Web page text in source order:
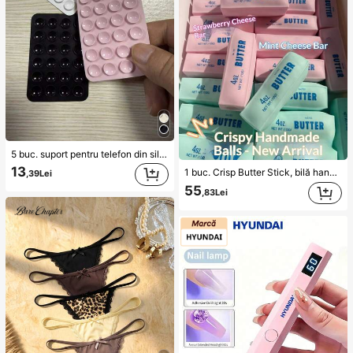
5 buc. suport pentru telefon din silicon cu ventuză, suport lipicios pentru telefon, suport adeziv pentru telefon (înainte de utilizare, vă rugăm să curățați cu atenție suprafața pentru a vă asigura că este curată și plată; așteptați 30 de minute după lipire înainte de utilizare), accesoriu indispensabil
13,39Lei 1 buc. Crisp Butter Stick, bilă handmade pentru eliberarea stresului cu control vocal, jucărie realistă în formă de aliment, jucărie de strângere și ventilare, jucărie ASMR, fidget toy
55,83Lei